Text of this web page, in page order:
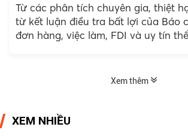
Từ các phân tích chuyên gia, thiệt
từ kết luận điều tra bất lợi của Báo
đơn hàng, việc làm, FDI và uy tín
Xem thêm
XEM NHIỀU